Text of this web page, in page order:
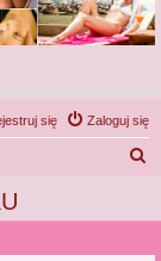
Zaloguj się
się